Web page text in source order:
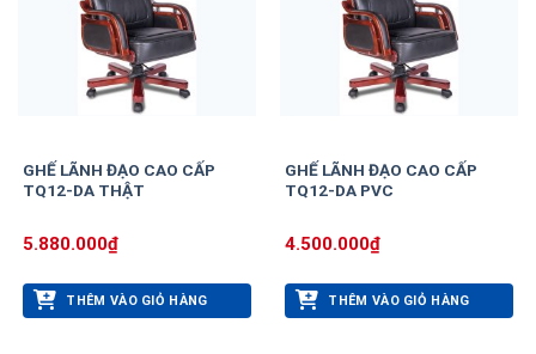
GHẾ LÃNH ĐẠO CAO CẤP
TQ12-DA THẬT
5.880.000₫
THÊM VÀO GIỎ HÀNG
GHẾ LÃNH ĐẠO CAO CẤP
TQ12-DA PVC
4.500.000₫
THÊM VÀO GIỎ HÀNG